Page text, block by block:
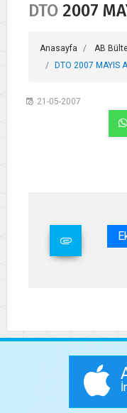
DTO 2007
Anasayfa
AB
DTO 2007 MAYIS
21-05-2007